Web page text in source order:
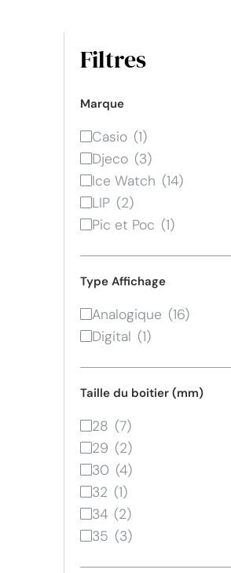
Filtres
Marque
Casio
Djeco
Ice Watch
LIP
Pic et Poc
Type Affichage
Analogique
Digital
Taille du boitier (mm)
28
29
30
32
34
35